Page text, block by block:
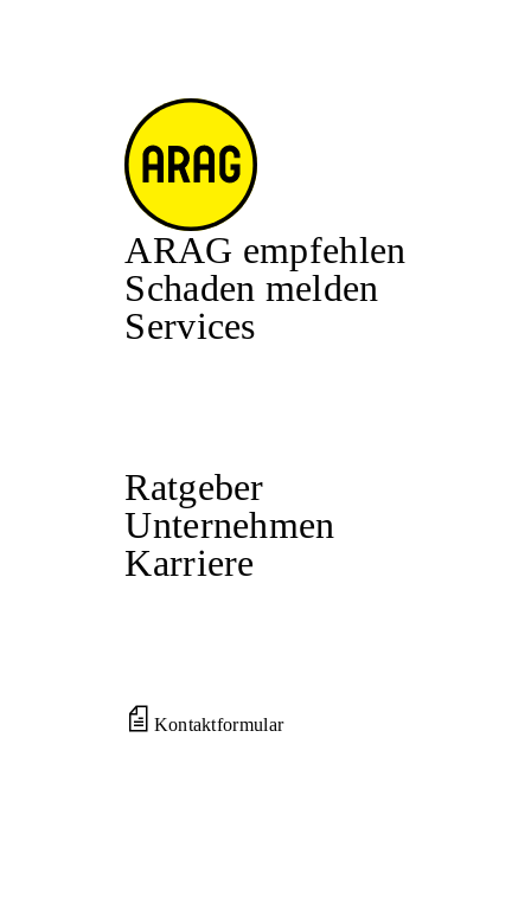
ARAG empfehlen
Schaden melden
Services
Ratgeber
Unternehmen
Karriere
Kontaktformular